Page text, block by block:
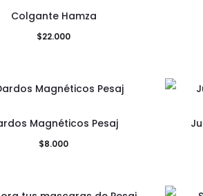
Colgante Hamza
$22.000
Magnéticos Pesaj
$8.000